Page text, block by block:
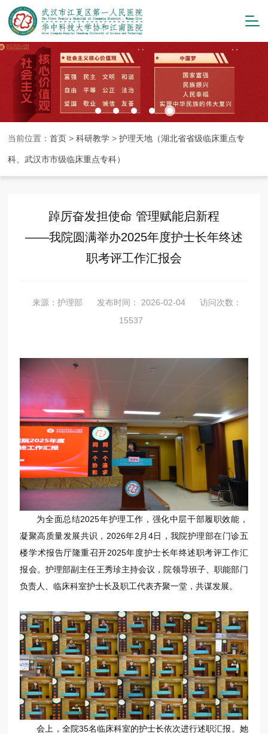
当前位置：首页 >科研教学 >护理天地（湖北省省级临床重点专
科、武汉市市级临床重点专科）
踔厉奋发担使命 管理赋能启新程
——我院圆满举办2025年度护士长年终述
职考评工作汇报会
来源：护理部 发布时间： 2026-02-04
访问次数：
15537
为全面总结2025年护理工作，强化中层干部履职效能，
凝聚高质量发展共识，2026年2月4日，我院护理部在门诊五
楼学术报告厅隆重召开2025年度护士长年终述职考评工作汇
报会。护理部副主任王秀珍主持会议，院领导班子、职能部门
负责人、临床科室护士长及职工代表齐聚一堂，共谋发展。
会上，全院35名临床科室的护士长依次进行述职汇报。她